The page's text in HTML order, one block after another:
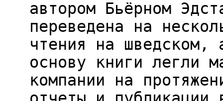
автором Бьёрном
переведена на
чтения на шведском,
основу книги легли
компании на